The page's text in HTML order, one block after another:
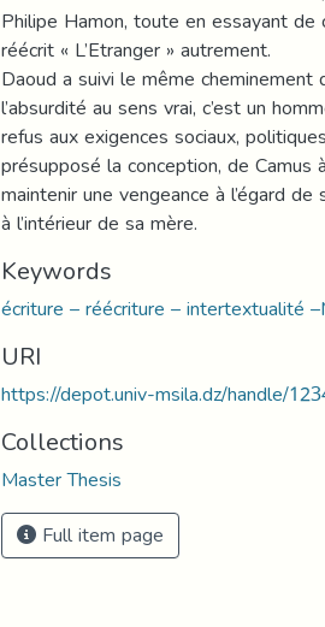
Philipe Hamon, toute en essayant
réécrit « L’Etranger » autrement.
Daoud a suivi le même
l’absurdité au sens vrai, c’est un
refus aux exigences sociaux,
présupposé la conception, de
maintenir une vengeance à l’égard
à l’intérieur de sa mère.
Keywords
écriture – réécriture – intertextualité
URI
https://depot.univ-msila.dz/handle/
Collections
Master Thesis
Full item page